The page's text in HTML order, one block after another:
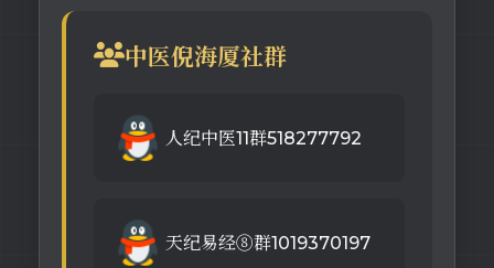
中医倪海厦社群
人纪中医11群518277792
天纪易经⑧群1019370197